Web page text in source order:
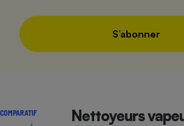
S’abonner
COMPARATIF Nettoyeurs